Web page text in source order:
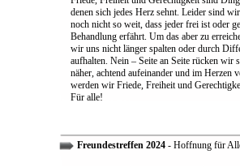
denen sich jedes Herz sehnt. Leider sind
noch nicht so weit, dass jeder frei ist oder
Behandlung erfährt. Um das aber zu
wir uns nicht länger spalten oder durch
aufhalten. Nein – Seite an Seite rücken wir
näher, achtend aufeinander und im Herzen
werden wir Friede, Freiheit und
Für alle!
Freundestreffen 2024- Hoffnung für